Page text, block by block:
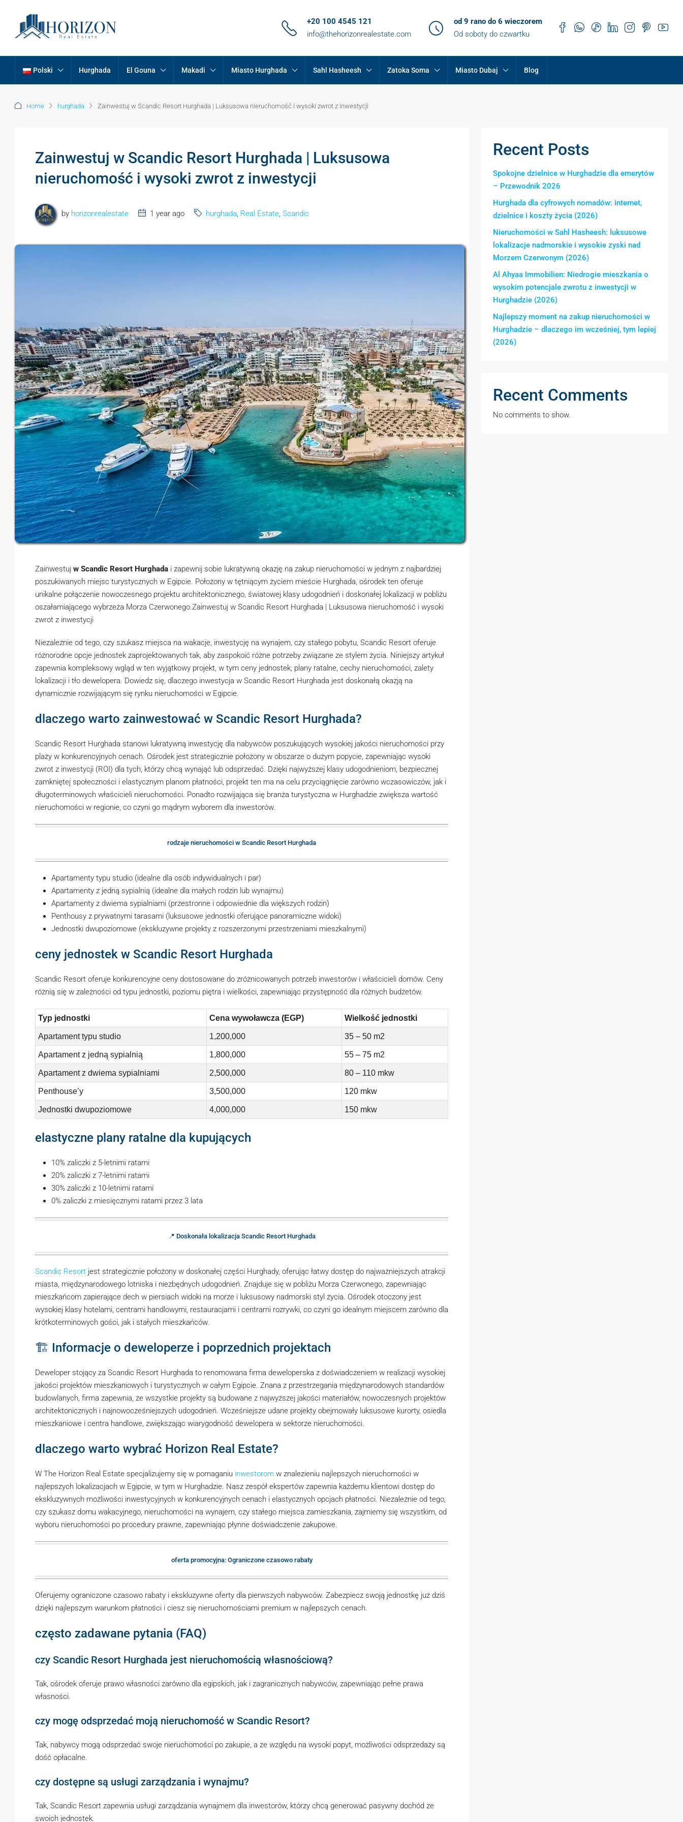
+20 100 4545 121
info@thehorizonrealestate.com
od 9 rano do 6 wieczorem
Od soboty do czwartku
Polski Hurghada El Gouna Makadi Miasto Hurghada Sahl Hasheesh Zatoka Soma Miasto Dubaj Blog
Home hurghada Zainwestuj w Scandic Resort Hurghada | Luksusowa nieruchomość i wysoki zwrot z inwestycji
Zainwestuj w Scandic Resort Hurghada | Luksusowa
nieruchomość i wysoki zwrot z inwestycji
by horizonrealestate 1 year ago hurghada, Real Estate, Scandic
Zainwestuj w Scandic Resort Hurghada i zapewnij sobie lukratywną okazję na zakup nieruchomości w jednym z najbardziej
poszukiwanych miejsc turystycznych w Egipcie. Położony w tętniącym życiem mieście Hurghada, ośrodek ten oferuje
unikalne połączenie nowoczesnego projektu architektonicznego, światowej klasy udogodnień i doskonałej lokalizacji w pobliżu
oszałamiającego wybrzeża Morza Czerwonego.Zainwestuj w Scandic Resort Hurghada | Luksusowa nieruchomość i wysoki
zwrot z inwestycji
Niezależnie od tego, czy szukasz miejsca na wakacje, inwestycję na wynajem, czy stałego pobytu, Scandic Resort oferuje
różnorodne opcje jednostek zaprojektowanych tak, aby zaspokoić różne potrzeby związane ze stylem życia. Niniejszy artykuł
zapewnia kompleksowy wgląd w ten wyjątkowy projekt, w tym ceny jednostek, plany ratalne, cechy nieruchomości, zalety
lokalizacji i tło dewelopera. Dowiedz się, dlaczego inwestycja w Scandic Resort Hurghada jest doskonałą okazją na
dynamicznie rozwijającym się rynku nieruchomości w Egipcie.
dlaczego warto zainwestować w Scandic Resort Hurghada?
Scandic Resort Hurghada stanowi lukratywną inwestycję dla nabywców poszukujących wysokiej jakości nieruchomości przy
plaży w konkurencyjnych cenach. Ośrodek jest strategicznie położony w obszarze o dużym popycie, zapewniając wysoki
zwrot z inwestycji (ROI) dla tych, którzy chcą wynająć lub odsprzedać. Dzięki najwyższej klasy udogodnieniom, bezpiecznej
zamkniętej społeczności i elastycznym planom płatności, projekt ten ma na celu przyciągnięcie zarówno wczasowiczów, jak i
długoterminowych właścicieli nieruchomości. Ponadto rozwijająca się branża turystyczna w Hurghadzie zwiększa wartość
nieruchomości w regionie, co czyni go mądrym wyborem dla inwestorów.
rodzaje nieruchomości w Scandic Resort Hurghada
Apartamenty typu studio (idealne dla osób indywidualnych i par)
Apartamenty z jedną sypialnią (idealne dla małych rodzin lub wynajmu)
Apartamenty z dwiema sypialniami (przestronne i odpowiednie dla większych rodzin)
Penthousy z prywatnymi tarasami (luksusowe jednostki oferujące panoramiczne widoki)
Jednostki dwupoziomowe (ekskluzywne projekty z rozszerzonymi przestrzeniami mieszkalnymi)
ceny jednostek w Scandic Resort Hurghada
Scandic Resort oferuje konkurencyjne ceny dostosowane do zróżnicowanych potrzeb inwestorów i właścicieli domów. Ceny
różnią się w zależności od typu jednostki, poziomu piętra i wielkości, zapewniając przystępność dla różnych budżetów.
Typ jednostki Cena wywoławcza (EGP) Wielkość jednostki
Apartament typu studio 1,200,000 35 – 50 m2
Apartament z jedną sypialnią 1,800,000 55 – 75 m2
Apartament z dwiema sypialniami 2,500,000 80 – 110 mkw
Penthouse’y 3,500,000 120 mkw
Jednostki dwupoziomowe 4,000,000 150 mkw
elastyczne plany ratalne dla kupujących
10% zaliczki z 5-letnimi ratami
20% zaliczki z 7-letnimi ratami
30% zaliczki z 10-letnimi ratami
0% zaliczki z miesięcznymi ratami przez 3 lata
📍 Doskonała lokalizacja Scandic Resort Hurghada
Scandic Resort jest strategicznie położony w doskonałej części Hurghady, oferując łatwy dostęp do najważniejszych atrakcji
miasta, międzynarodowego lotniska i niezbędnych udogodnień. Znajduje się w pobliżu Morza Czerwonego, zapewniając
mieszkańcom zapierające dech w piersiach widoki na morze i luksusowy nadmorski styl życia. Ośrodek otoczony jest
wysokiej klasy hotelami, centrami handlowymi, restauracjami i centrami rozrywki, co czyni go idealnym miejscem zarówno dla
krótkoterminowych gości, jak i stałych mieszkańców.
🏗️ Informacje o deweloperze i poprzednich projektach
Deweloper stojący za Scandic Resort Hurghada to renomowana firma deweloperska z doświadczeniem w realizacji wysokiej
jakości projektów mieszkaniowych i turystycznych w całym Egipcie. Znana z przestrzegania międzynarodowych standardów
budowlanych, firma zapewnia, że wszystkie projekty są budowane z najwyższej jakości materiałów, nowoczesnych projektów
architektonicznych i najnowocześniejszych udogodnień. Wcześniejsze udane projekty obejmowały luksusowe kurorty, osiedla
mieszkaniowe i centra handlowe, zwiększając wiarygodność dewelopera w sektorze nieruchomości.
dlaczego warto wybrać Horizon Real Estate?
W The Horizon Real Estate specjalizujemy się w pomaganiu inwestorom w znalezieniu najlepszych nieruchomości w
najlepszych lokalizacjach w Egipcie, w tym w Hurghadzie. Nasz zespół ekspertów zapewnia każdemu klientowi dostęp do
ekskluzywnych możliwości inwestycyjnych w konkurencyjnych cenach i elastycznych opcjach płatności. Niezależnie od tego,
czy szukasz domu wakacyjnego, nieruchomości na wynajem, czy stałego miejsca zamieszkania, zajmiemy się wszystkim, od
wyboru nieruchomości po procedury prawne, zapewniając płynne doświadczenie zakupowe.
oferta promocyjna: Ograniczone czasowo rabaty
Oferujemy ograniczone czasowo rabaty i ekskluzywne oferty dla pierwszych nabywców. Zabezpiecz swoją jednostkę już dziś
dzięki najlepszym warunkom płatności i ciesz się nieruchomościami premium w najlepszych cenach.
często zadawane pytania (FAQ)
czy Scandic Resort Hurghada jest nieruchomością własnościową?
Tak, ośrodek oferuje prawo własności zarówno dla egipskich, jak i zagranicznych nabywców, zapewniając pełne prawa
własności.
czy mogę odsprzedać moją nieruchomość w Scandic Resort?
Tak, nabywcy mogą odsprzedać swoje nieruchomości po zakupie, a ze względu na wysoki popyt, możliwości odsprzedaży są
dość opłacalne.
czy dostępne są usługi zarządzania i wynajmu?
Tak, Scandic Resort zapewnia usługi zarządzania wynajmem dla inwestorów, którzy chcą generować pasywny dochód ze
swoich jednostek.
Recent Posts
Spokojne dzielnice w Hurghadzie dla emerytów
– Przewodnik 2026
Hurghada dla cyfrowych nomadów: internet,
dzielnice i koszty życia (2026)
Nieruchomości w Sahl Hasheesh: luksusowe
lokalizacje nadmorskie i wysokie zyski nad
Morzem Czerwonym (2026)
Al Ahyaa Immobilien: Niedrogie mieszkania o
wysokim potencjale zwrotu z inwestycji w
Hurghadzie (2026)
Najlepszy moment na zakup nieruchomości w
Hurghadzie – dlaczego im wcześniej, tym lepiej
(2026)
Recent Comments
No comments to show.